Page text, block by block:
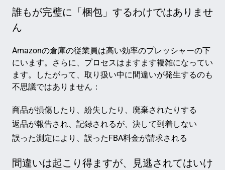
誰もが完璧に「梱包」するわけではありませ
ん
Amazonの倉庫の従業員は高い効率のプレッシャーの下
にいます。さらに、プロセスはますます複雑になってい
ます。したがって、取り扱い中に間違いが発生するのも
不思議ではありません：
商品が損傷したり、紛失したり、廃棄されたりする
返品が報告され、記録されるが、決して到着しない
誤った測定により、誤ったFBA料金が請求される
間違いは起こり得ますが、見逃されてはいけ